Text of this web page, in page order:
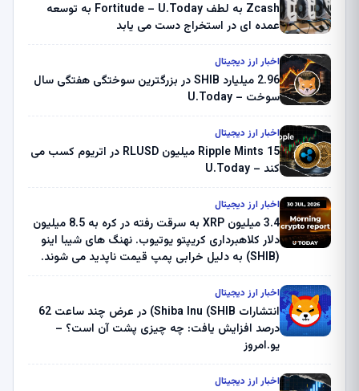
Zcash به لطف Fortitude – U.Today به توسعه
عمده ای در استخراج دست می یابد
اخبار ارز دیجیتال
2.96 میلیارد SHIB در بزرگترین سوختگی هفتگی سال
سوخت – U.Today
اخبار ارز دیجیتال
Ripple Mints 15 میلیون RLUSD در اتریوم کسب می
کند – U.Today
اخبار ارز دیجیتال
3.4 میلیون XRP به سرقت رفته در کره به 8.5 میلیون
دلار کلاهبرداری کریپتو یوتیوب. نهنگ های شیبا اینو
(SHIB) به دلیل خرابی پمپ قیمت ناپدید می شوند.
ثبت کرد – گزارش کریپتو صبح – U.Today
اخبار ارز دیجیتال
انتشارات Shiba Inu (SHIB) در عرض چند ساعت 62
درصد افزایش یافت: چه چیزی پشت آن است؟ –
یو.امروز
اخبار ارز دیجیتال